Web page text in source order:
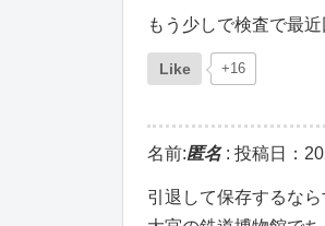
もう少しで検査で最
Like +16
名前:匿名: 投稿日：
引退して保存するな